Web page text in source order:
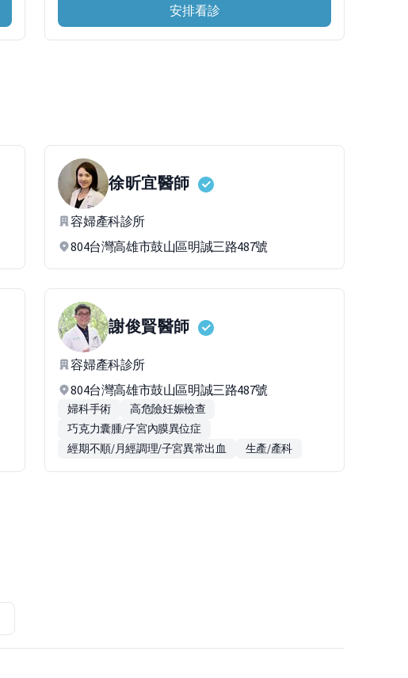
安排看診
徐昕宜醫師
容婦產科診所
804台灣高雄市鼓山區明誠三路487號
謝俊賢醫師
容婦產科診所
804台灣高雄市鼓山區明誠三路487號
婦科手術
高危險妊娠檢查
巧克力囊腫/子宮內膜異位症
經期不順/月經調理/子宮異常出血
生產/產科